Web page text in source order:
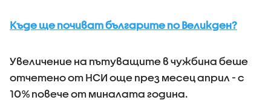
Къде ще почиват българите по Великден?
Увеличение на пътуващите в чужбина беше
отчетено от НСИ още през месец април - с
10% повече от миналата година.